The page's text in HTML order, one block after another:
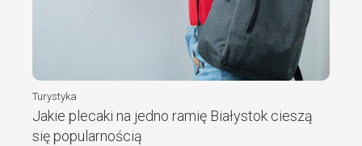
Turystyka
Jakie plecaki na jedno ramię Białystok cieszą
się popularnością